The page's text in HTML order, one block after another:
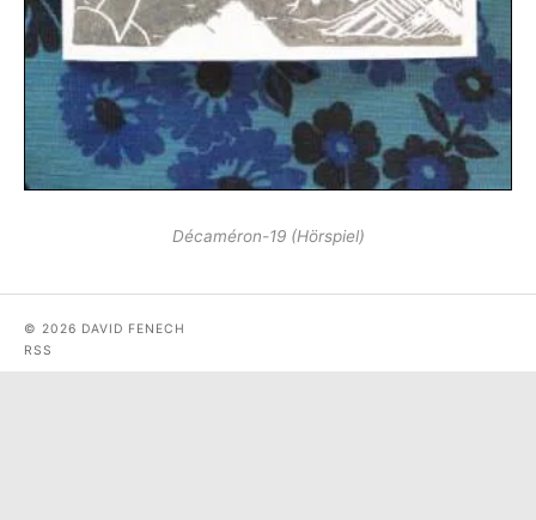
Décaméron-19 (Hörspiel)
© 2026 DAVID FENECH
RSS